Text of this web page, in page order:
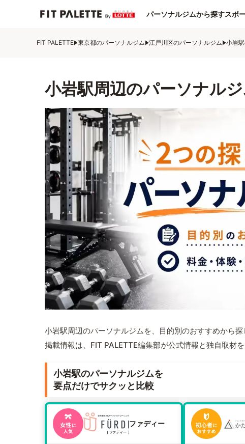
パーソナルジムから探すスポ
FIT PALETTE 東京都のパーソナルジム 江戸川区のパーソナルジム 小岩
小岩駅周辺のパーソナル
小岩駅周辺のパーソナルジムを、目的別のおすすめから
掲載情報は、FIT PALETTE編集部が公式情報と独自取材を
小岩駅のパーソナルジムを
要点だけでサクッと比較
ファディー